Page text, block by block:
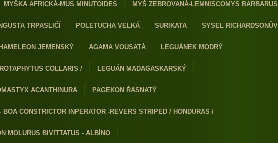
MYŠKA AFRICKÁ-MUS MINUTOIDES MYŠ ZEBROVANÁ-LEMNISCOMYS BARBARUS
TRPASLIČÍ POLETUCHA VELKÁ SURIKATA SYSEL RICHARDSONŮV
JEMENSKÝ AGAMA VOUSATÁ LEGUÁNEK MODRÝ
COLLARIS / LEGUÁN MADAGASKARSKÝ
ACANTHINURA PAGEKON ŘASNATÝ
BOA CONSTRICTOR INPERATOR -REVERS STRIPED / HONDURAS /
MOLURUS BIVITTATUS - ALBÍNO